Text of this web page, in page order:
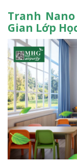
Tranh
Gian Lớp